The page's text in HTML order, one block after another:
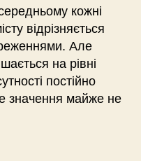
кожні
відрізняється
Але
на рівні
постійно
значення майже не